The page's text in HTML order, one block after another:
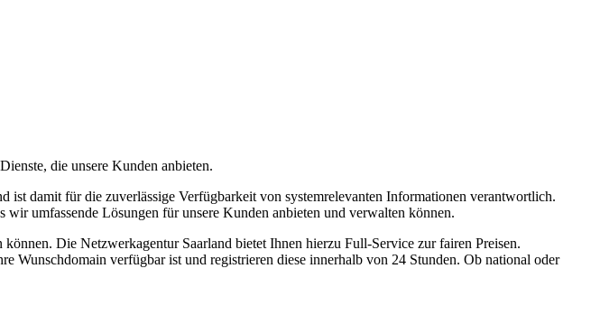
die unsere Kunden anbieten.
damit für die zuverlässige Verfügbarkeit von systemrelevanten Informationen verantwortlich.
umfassende Lösungen für unsere Kunden anbieten und verwalten können.
Die Netzwerkagentur Saarland bietet Ihnen hierzu Full-Service zur fairen Preisen.
verfügbar ist und registrieren diese innerhalb von 24 Stunden. Ob national oder